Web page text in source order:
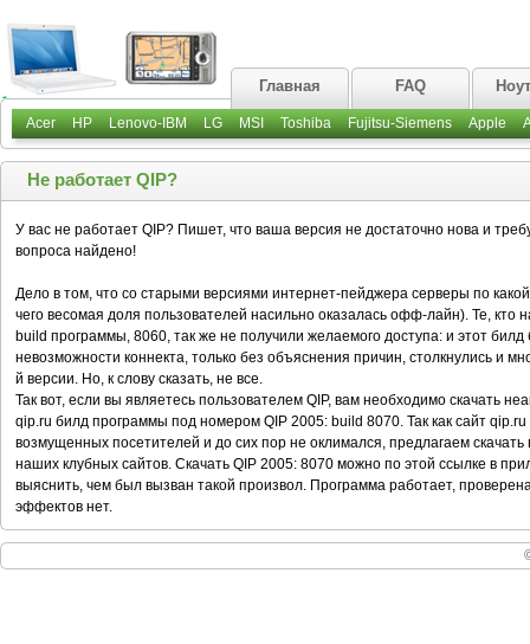
Главная FAQ
Acer HP Lenovo-IBM LG MSI Toshiba Fujitsu-Siemens Apple
Не работает QIP?
У вас не работает QIP? Пишет, что ваша версия не достаточно нова и
вопроса найдено!
Дело в том, что со старыми версиями интернет-пейджера серверы по
чего весомая доля пользователей насильно оказалась офф-лайн). Те,
build программы, 8060, так же не получили желаемого доступа: и этот
невозможности коннекта, только без объяснения причин, столкнулись и
й версии. Но, к слову сказать, не все.
Так вот, если вы являетесь пользователем QIP, вам необходимо скачать
qip.ru билд программы под номером QIP 2005: build 8070. Так как сайт
возмущенных посетителей и до сих пор не оклимался, предлагаем
наших клубных сайтов. Скачать QIP 2005: 8070 можно по этой ссылке в
выяснить, чем был вызван такой произвол. Программа работает,
эффектов нет.